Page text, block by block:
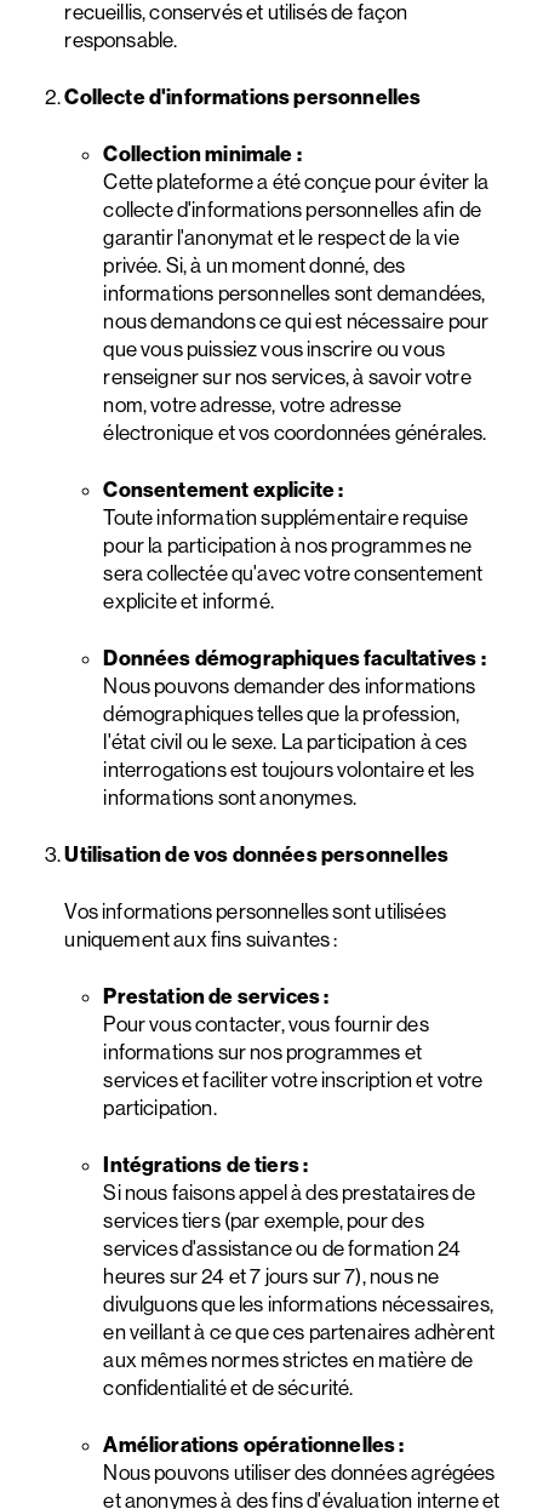
recueillis, conservés et utilisés de façon
responsable.
Collecte d'informations personnelles
Collection minimale :
Cette plateforme a été conçue pour éviter la
collecte d'informations personnelles afin de
garantir l'anonymat et le respect de la vie
privée. Si, à un moment donné, des
informations personnelles sont demandées,
nous demandons ce qui est nécessaire pour
que vous puissiez vous inscrire ou vous
renseigner sur nos services, à savoir votre
nom, votre adresse, votre adresse
électronique et vos coordonnées générales.
Consentement explicite :
Toute information supplémentaire requise
pour la participation à nos programmes ne
sera collectée qu'avec votre consentement
explicite et informé.
Données démographiques facultatives :
Nous pouvons demander des informations
démographiques telles que la profession,
l'état civil ou le sexe. La participation à ces
interrogations est toujours volontaire et les
informations sont anonymes.
Utilisation de vos données personnelles
Vos informations personnelles sont utilisées
uniquement aux fins suivantes :
Prestation de services :
Pour vous contacter, vous fournir des
informations sur nos programmes et
services et faciliter votre inscription et votre
participation.
Intégrations de tiers :
Si nous faisons appel à des prestataires de
services tiers (par exemple, pour des
services d'assistance ou de formation 24
heures sur 24 et 7 jours sur 7), nous ne
divulguons que les informations nécessaires,
en veillant à ce que ces partenaires adhèrent
aux mêmes normes strictes en matière de
confidentialité et de sécurité.
Améliorations opérationnelles :
Nous pouvons utiliser des données agrégées
et anonymes à des fins d'évaluation interne et